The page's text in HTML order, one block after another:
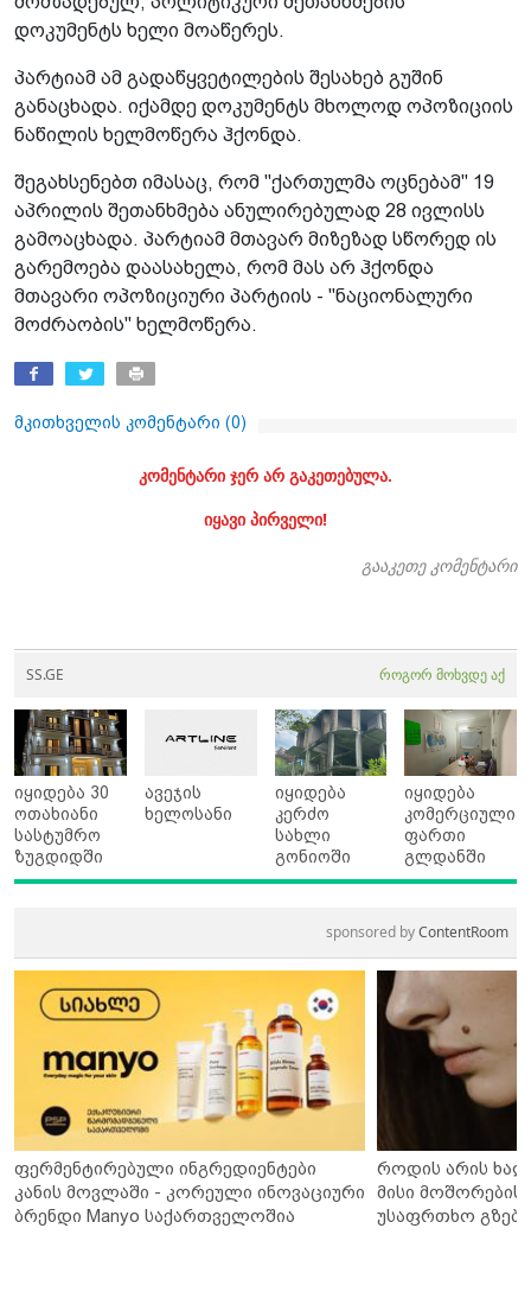
დოკუმენტს ხელი მოაწერეს.
პარტიამ ამ გადაწყვეტილების შესახებ გუშინ
განაცხადა. იქამდე დოკუმენტს მხოლოდ ოპოზიციის
ნაწილის ხელმოწერა ჰქონდა.
შეგახსენებთ იმასაც, რომ "ქართულმა ოცნებამ" 19
აპრილის შეთანხმება ანულირებულად 28 ივლისს
გამოაცხადა. პარტიამ მთავარ მიზეზად სწორედ ის
გარემოება დაასახელა, რომ მას არ ჰქონდა
მთავარი ოპოზიციური პარტიის - "ნაციონალური
მოძრაობის" ხელმოწერა.
მკითხველის კომენტარი (0)
კომენტარი ჯერ არ გაკეთებულა.
იყავი პირველი!
გააკეთე კომენტარი
SS.GE როგორ მოხვდე აქ
იყიდება 30
ოთახიანი
სასტუმრო
ზუგდიდში
ავეჯის
ხელოსანი
იყიდება
კერძო
სახლი
გონიოში
იყიდება
კომერციული
ფართი
გლდანში
sponsored byContentRoom
ფერმენტირებული ინგრედიენტები
კანის მოვლაში - კორეული ინოვაციური
ბრენდი Manyo საქართველოშია
როდის არის
მისი მოშორების
უსაფრთხო გზები